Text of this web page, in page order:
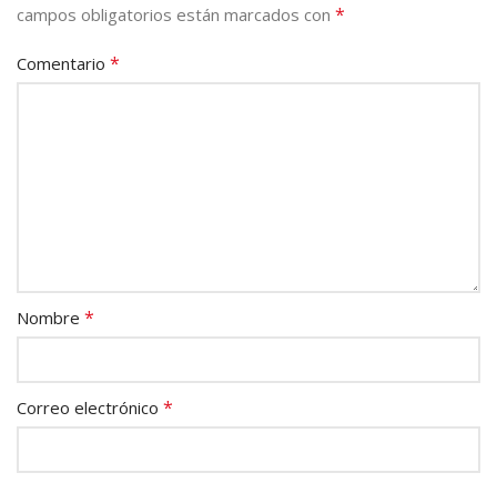
campos obligatorios están marcados con *
Comentario *
Nombre *
Correo electrónico *